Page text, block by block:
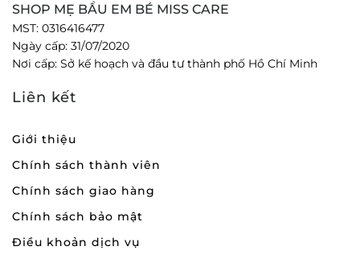
SHOP MẸ BẦU EM BÉ MISS CARE
MST: 0316416477
Ngày cấp: 31/07/2020
Nơi cấp: Sở kế hoạch và đầu tư thành phố Hồ Chí Minh
Liên kết
Giới thiệu
Chính sách thành viên
Chính sách giao hàng
Chính sách bảo mật
Điều khoản dịch vụ